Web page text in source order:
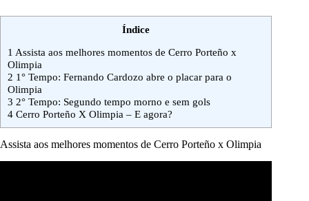
Índice
1 Assista aos melhores momentos de Cerro Porteño x
Olimpia
2 1° Tempo: Fernando Cardozo abre o placar para o
Olimpia
3 2° Tempo: Segundo tempo morno e sem gols
4 Cerro Porteño X Olimpia – E agora?
Assista aos melhores momentos de Cerro Porteño x Olimpia